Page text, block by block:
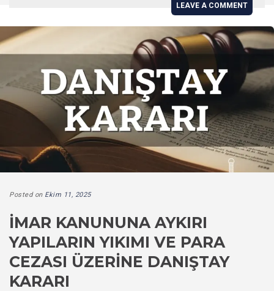
LEAVE A COMMENT
Posted on Ekim 11, 2025
İMAR KANUNUNA AYKIRI
YAPILARIN YIKIMI VE PARA
CEZASI ÜZERINE DANIŞTAY
KARARI